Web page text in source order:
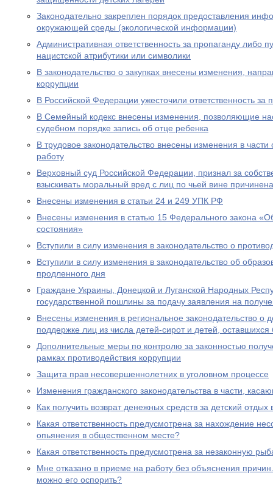
Законодательно закреплен порядок предоставления
окружающей среды (экологической информации)
Административная ответственность за пропаганду либо
нацистской атрибутики или символики
В законодательство о закупках внесены изменения,
коррупции
В Российской Федерации ужесточили ответственность за
В Семейный кодекс внесены изменения, позволяющие
судебном порядке запись об отце ребенка
В трудовое законодательство внесены изменения в
работу
Верховный суд Российской Федерации, признал за
взыскивать моральный вред с лиц по чьей вине
Внесены изменения в статьи 24 и 249 УПК РФ
Внесены изменения в статью 15 Федерального закона
состояния»
Вступили в силу изменения в законодательство о
Вступили в силу изменения в законодательство об
продленного дня
Граждане Украины, Донецкой и Луганской Народных
государственной пошлины за подачу заявления на
Внесены изменения в региональное законодательство о
поддержке лиц из числа детей-сирот и детей,
Дополнительные меры по контролю за законностью
рамках противодействия коррупции
Защита прав несовершеннолетних в уголовном процессе
Изменения гражданского законодательства в части,
Как получить возврат денежных средств за детский отдых
Какая ответственность предусмотрена за нахождение
опьянения в общественном месте?
Какая ответственность предусмотрена за незаконную
Мне отказано в приеме на работу без объяснения
можно его оспорить?